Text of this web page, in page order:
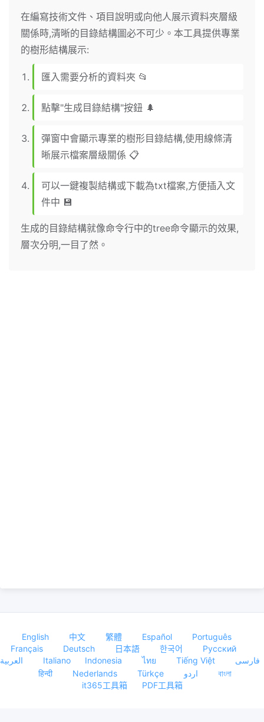
在編寫技術文件、項目說明或向他人展示資料夾層級
關係時,清晰的目錄結構圖必不可少。本工具提供專業
的樹形結構展示:
匯入需要分析的資料夾 📂
點擊"生成目錄結構"按鈕 🌲
彈窗中會顯示專業的樹形目錄結構,使用線條清
晰展示檔案層級關係 📋
可以一鍵複製結構或下載為txt檔案,方便插入文
件中 💾
生成的目錄結構就像命令行中的tree命令顯示的效果,
層次分明,一目了然。
English 中文 繁體 Español
Português
Français
Deutsch 日本語 한국어
Русский
Italiano Indonesia ไทย Tiếng Việt
فارسی
हिन्दी
Nederlands Türkçe
বাংলা
it365工具箱
PDF工具箱